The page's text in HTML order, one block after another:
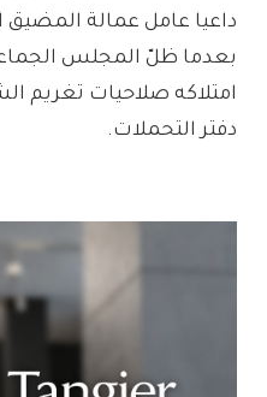
داعيا عامل عمالة المضيق
بعدما ظلّ المجلس
امتلاكه صلاحيات تغريم
دفتر التحملات.